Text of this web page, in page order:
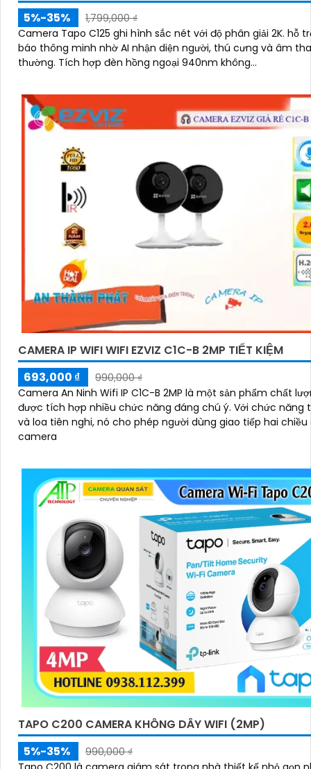
5%-35%
1,799,000 ₫
Camera Tapo C125 ghi hình sắc nét với độ phân giải 2K. hỗ trợ cảnh
báo thông minh nhờ AI nhận diện người, thú cưng và âm
thường. Tích hợp đèn hồng ngoại 940nm không...
CAMERA IP WIFI WIFI EZVIZ C1C-B 2MP TIẾT KIỆM
693,000 ₫
990,000 ₫
Camera An Ninh Wifi IP C1C-B 2MP là một sản phẩm chất
được tích hợp nhiều chức năng đáng chú ý. Với chức năng thu âm
và loa tiên nghi, nó cho phép người dùng giao tiếp hai chiều
camera
TAPO C200 CAMERA KHÔNG DÂY WIFI (2MP)
5%-35%
990,000 ₫